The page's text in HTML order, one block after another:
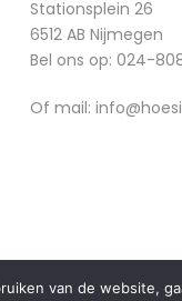
Stationsplein 26
6512 AB Nijmegen
Bel ons op: 024-
Of mail:
van de website,